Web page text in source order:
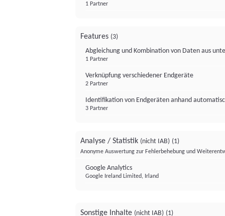
1 Partner
Features (3)
Abgleichung und Kombination von Daten aus
1 Partner
Verknüpfung verschiedener Endgeräte
2 Partner
Identifikation von Endgeräten anhand
3 Partner
Analyse / Statistik (nicht IAB) (1)
Anonyme Auswertung zur Fehlerbehebung und
Google Analytics
Google Ireland Limited, Irland
Sonstige Inhalte (nicht IAB) (1)